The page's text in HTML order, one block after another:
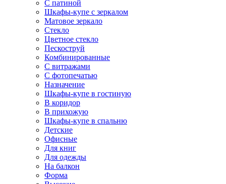
С патиной
Шкафы-купе с зеркалом
Матовое зеркало
Стекло
Цветное стекло
Пескоструй
Комбинированные
С витражами
С фотопечатью
Назначение
Шкафы-купе в гостиную
В коридор
В прихожую
Шкафы-купе в спальню
Детские
Офисные
Для книг
Для одежды
На балкон
Форма